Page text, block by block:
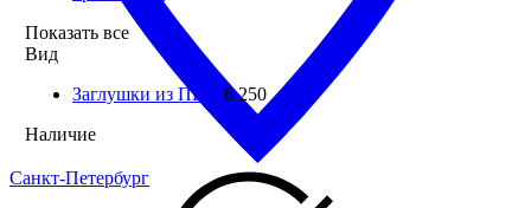
Санкт-Петербург
Показать все
Вид
Заглушки из ПВХ 6 250
Наличие